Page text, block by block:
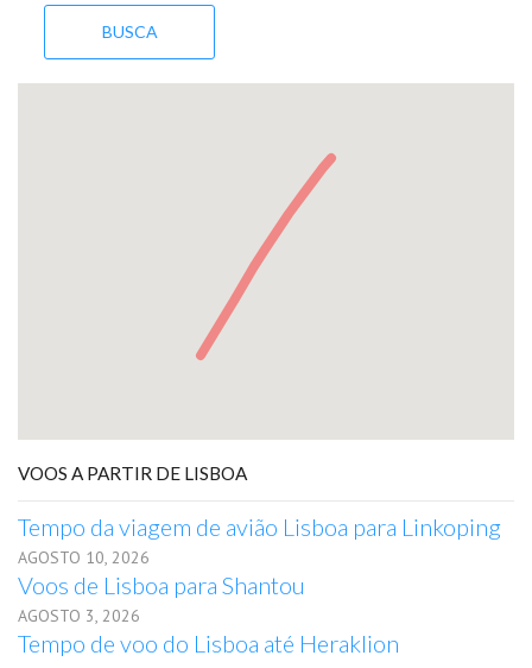
VOOS A PARTIR DE LISBOA
Tempo da viagem de avião Lisboa para Linkoping
AGOSTO 10, 2026
Voos de Lisboa para Shantou
AGOSTO 3, 2026
Tempo de voo do Lisboa até Heraklion